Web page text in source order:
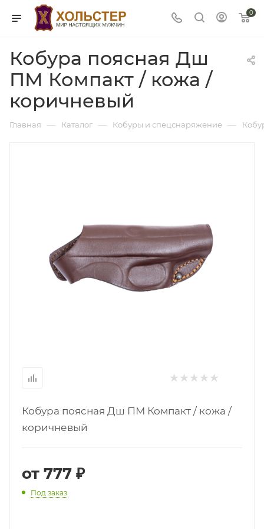
0
Кобура поясная Дш
ПМ Компакт / кожа /
коричневый
Главная — Каталог — Кобуры и спецснаряжение —
Кобура поясная Дш ПМ Компакт / кожа /
коричневый
от 777 ₽
Под заказ